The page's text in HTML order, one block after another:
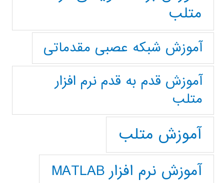
متلب
آموزش شبکه عصبی مقدماتی
آموزش قدم به قدم نرم افزار
متلب
آموزش متلب
آموزش نرم افزار MATLAB